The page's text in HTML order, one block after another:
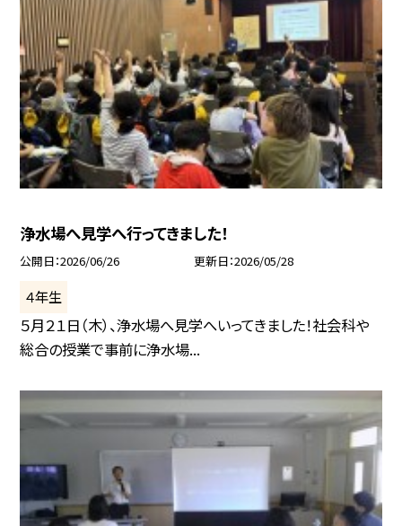
浄水場へ見学へ行ってきました！
公開日 2026/06/26 更新日 2026/05/28
４年生
５月２１日（木）、浄水場へ見学へいってきました！社会科や
総合の授業で事前に浄水場...